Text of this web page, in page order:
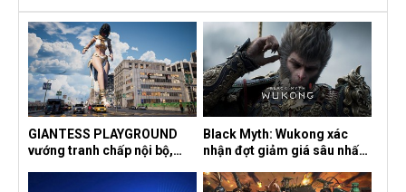
GIANTESS PLAYGROUND
vướng tranh chấp nội bộ,
ngầm chiếm đoạt doanh thu
Black Myth: Wukong xác
nhận đợt giảm giá sâu nhất
trên mọi nền tảng